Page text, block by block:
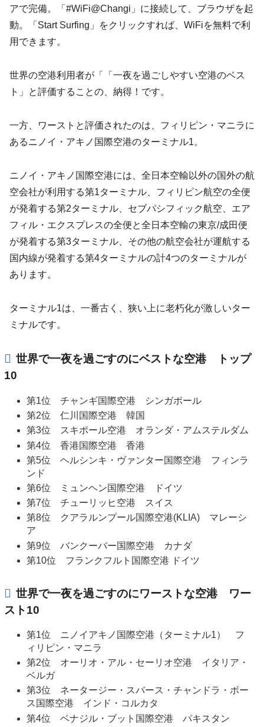
アで完備。「#WiFi@Changi」に接続して、ブラウザを起
動。「Start Surfing」をクリックすれば、WiFiを無料で利
用できます。
世界の空港利用者が「「一夜を過ごしやすい空港のベス
ト」と評価することの、納得！です。
一方、ワーストと評価されたのは、フィリピン・マニラに
あるニノイ・アキノ国際空港のターミナル1。
ニノイ・アキノ国際空港には、全日本空輸以外の国外の航
空会社が利用する第1ターミナル、フィリピン航空の全便
が発着する第2ターミナル、セブパシフィック航空、エア
フィル・エクスプレスの全便と全日本空輸の東京/成田便
が発着する第3ターミナル、その他の航空会社が運航する
国内線が発着する第4ターミナルの計4つのターミナルが
あります。
ターミナル1は、一番古く、狭い上に老朽化が激しいター
ミナルです。
世界で一夜を過ごすのにベストな空港 トップ
10
第1位 チャンギ国際空港 シンガポール
第2位 仁川国際空港 韓国
第3位 スキポール空港 オランダ・アムステルダム
第4位 香港国際空港 香港
第5位 ヘルシンキ・ヴァンター国際空港 フィンラ
ンド
第6位 ミュンヘン国際空港 ドイツ
第7位 チューリッヒ空港 スイス
第8位 クアラルンプール国際空港(KLIA) マレーシ
ア
第9位 バンクーバー国際空港 カナダ
第10位 フランクフルト国際空港 ドイツ
世界で一夜を過ごすのにワーストな空港 ワー
スト10
第1位 ニノイアキノ国際空港（ターミナル1） フ
ィリピン・マニラ
第2位 オーリオ・アル・セーリオ空港 イタリア・
ベルガ
第3位 ネータージー・スバース・チャンドラ・ボー
ス国際空港 インド・コルカタ
第4位 ベナジル・ブット国際空港 パキスタン